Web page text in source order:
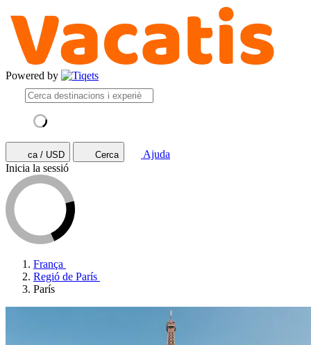
Powered by
ca / USD Cerca
Ajuda
Inicia la sessió
França
Regió de París
París